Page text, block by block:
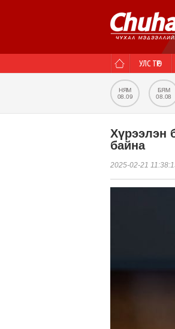
УЛС ТӨР
НЯМ
08.09
БЯМ
08.08
Хүрээлэн
байна
2025-02-21